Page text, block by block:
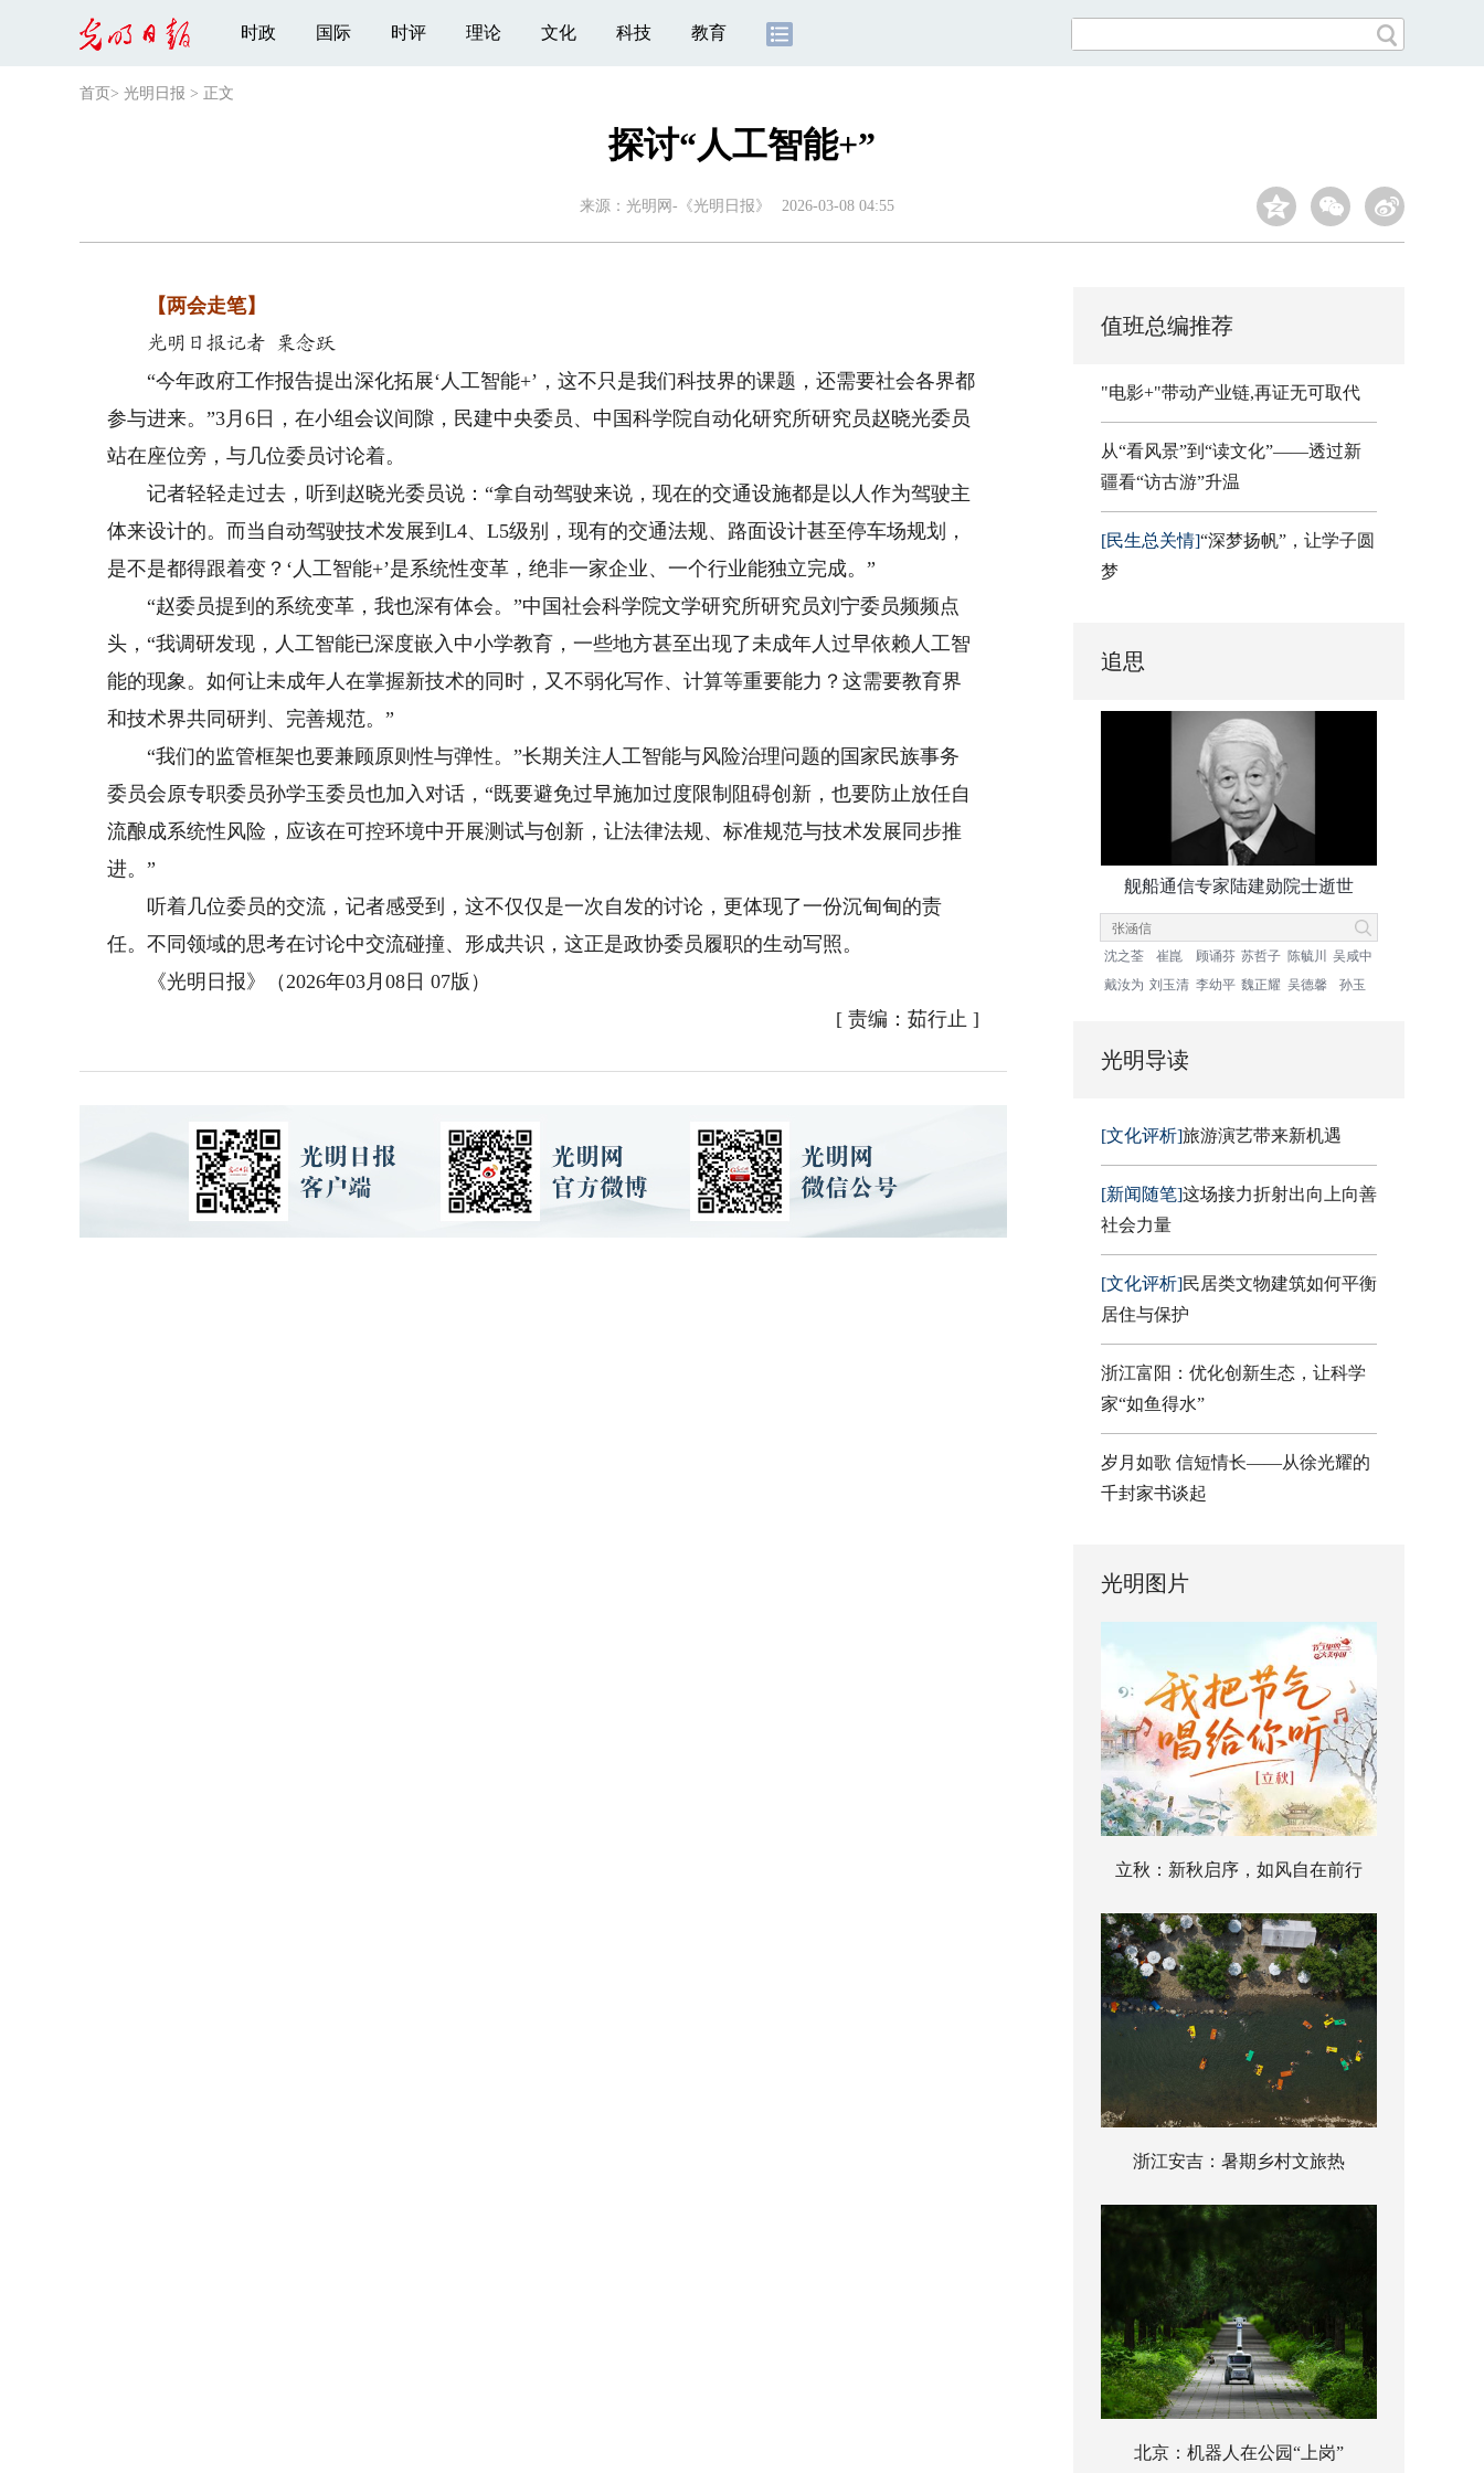
时政 国际 时评 理论 文化 科技 教育
首页 > 光明日报 > 正文
探讨“人工智能+”
来源： 光明网-《光明日报》 2026-03-08 04:55
【两会走笔】
光明日报记者 栗念跃
“今年政府工作报告提出深化拓展‘人工智能+’，这不只是我们科技界的课题，还需要社会各界都
参与进来。”3月6日，在小组会议间隙，民建中央委员、中国科学院自动化研究所研究员赵晓光委员
站在座位旁，与几位委员讨论着。
记者轻轻走过去，听到赵晓光委员说：“拿自动驾驶来说，现在的交通设施都是以人作为驾驶主
体来设计的。而当自动驾驶技术发展到L4、L5级别，现有的交通法规、路面设计甚至停车场规划，
是不是都得跟着变？‘人工智能+’是系统性变革，绝非一家企业、一个行业能独立完成。”
“赵委员提到的系统变革，我也深有体会。”中国社会科学院文学研究所研究员刘宁委员频频点
头，“我调研发现，人工智能已深度嵌入中小学教育，一些地方甚至出现了未成年人过早依赖人工智
能的现象。如何让未成年人在掌握新技术的同时，又不弱化写作、计算等重要能力？这需要教育界
和技术界共同研判、完善规范。”
“我们的监管框架也要兼顾原则性与弹性。”长期关注人工智能与风险治理问题的国家民族事务
委员会原专职委员孙学玉委员也加入对话，“既要避免过早施加过度限制阻碍创新，也要防止放任自
流酿成系统性风险，应该在可控环境中开展测试与创新，让法律法规、标准规范与技术发展同步推
进。”
听着几位委员的交流，记者感受到，这不仅仅是一次自发的讨论，更体现了一份沉甸甸的责
任。不同领域的思考在讨论中交流碰撞、形成共识，这正是政协委员履职的生动写照。
《光明日报》（2026年03月08日 07版）
[ 责编：茹行止 ]
值班总编推荐
"电影+"带动产业链,再证无可取代
从“看风景”到“读文化”——透过新
疆看“访古游”升温
[民生总关情]“深梦扬帆”，让学子圆
梦
追思
舰船通信专家陆建勋院士逝世
沈之荃 崔崑 顾诵芬 苏哲子 陈毓川
吴咸中
戴汝为 刘玉清 李幼平 魏正耀 吴德馨 孙玉
光明导读
[文化评析]旅游演艺带来新机遇
[新闻随笔]这场接力折射出向上向善
社会力量
[文化评析]民居类文物建筑如何平衡
居住与保护
浙江富阳：优化创新生态，让科学
家“如鱼得水”
岁月如歌 信短情长——从徐光耀的
千封家书谈起
光明图片
立秋：新秋启序，如风自在前行
浙江安吉：暑期乡村文旅热
北京：机器人在公园“上岗”